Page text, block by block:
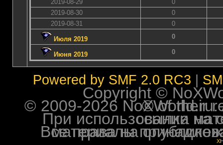
2019-08-29
0
2019-08-30
0
2019-08-31
0
Июля 2019 0
Июня 2019 0
Powered by SMF 2.0 RC3
Copyright ©
© 2009-2026 NoXWorld.ru. All
При использовании
Все права на опубликованные на форуме